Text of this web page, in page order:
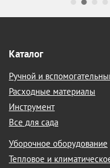
Каталог
Ручной и
Расходные материалы
Инструмент
Все для сада
Уборочное оборудование
Тепловое и